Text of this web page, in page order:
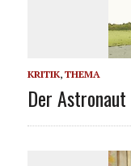
KRITIK, THEMA
Der